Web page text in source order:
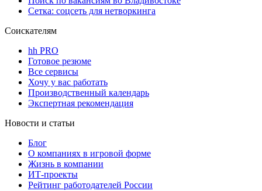
Сетка: соцсеть для нетворкинга
Соискателям
hh PRO
Готовое резюме
Все сервисы
Хочу у вас работать
Производственный календарь
Экспертная рекомендация
Новости и статьи
Блог
О компаниях в игровой форме
Жизнь в компании
ИТ-проекты
Рейтинг работодателей России